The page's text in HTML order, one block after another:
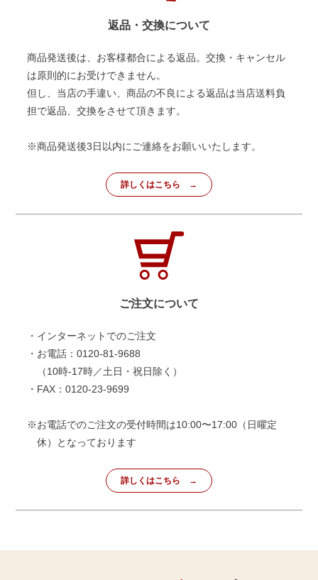
返品・交換について
商品発送後は、お客様都合による返品。交換・キャンセル
は原則的にお受けできません。
但し、当店の手違い、商品の不良による返品は当店送料負
担で返品、交換をさせて頂きます。
※商品発送後3日以内にご連絡をお願いいたします。
詳しくはこちら
ご注文について
・インターネットでのご注文
・お電話：0120-81-9688
（10時-17時／土日・祝日除く）
・FAX：0120-23-9699
※お電話でのご注文の受付時間は10:00〜17:00（日曜定
休）となっております
詳しくはこちら